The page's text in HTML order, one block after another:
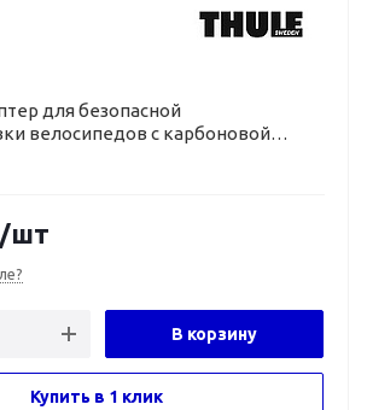
для безопасной
велосипедов с карбоновой
/шт
В корзину
Купить в 1 клик